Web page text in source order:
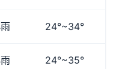
24°~34°
24°~35°